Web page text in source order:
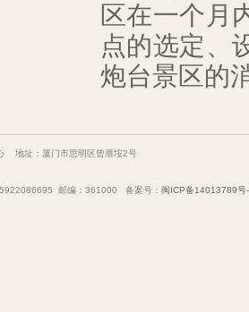
区在一个月
点的选定、
炮台景区的
地址：厦门市思明区曾厝垵2号
邮编：361000 备案号： 闽ICP备14013789号